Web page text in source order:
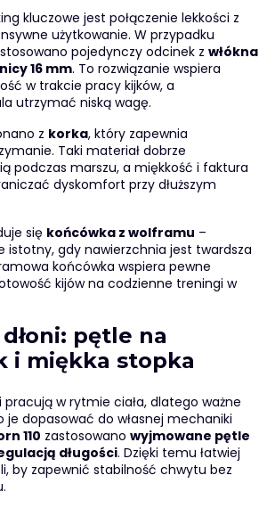
kluczowe jest połączenie lekkości z
użytkowanie. W przypadku
pojedynczy odcinek z włókna
16 mm. To rozwiązanie wspiera
w trakcie pracy kijków, a
utrzymać niską wagę.
z korka, który zapewnia
Taki materiał dobrze
podczas marszu, a miękkość i faktura
dyskomfort przy dłuższym
się końcówka z wolframu –
istotny, gdy nawierzchnia jest twardsza
końcówka wspiera pewne
kijów na codzienne treningi w
pętle na
i miękka stopka
pracują w rytmie ciała, dlatego ważne
je dopasować do własnej mechaniki
110 zastosowano wyjmowane pętle
długości. Dzięki temu łatwiej
by zapewnić stabilność chwytu bez